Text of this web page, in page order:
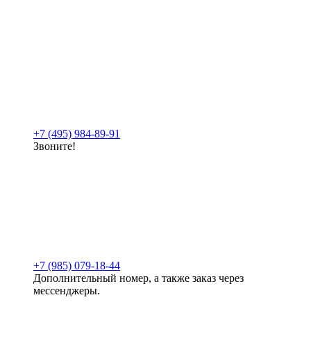
+7 (495) 984-89-91
Звоните!
+7 (985) 079-18-44
Дополнительный номер, а также заказ через
мессенджеры.